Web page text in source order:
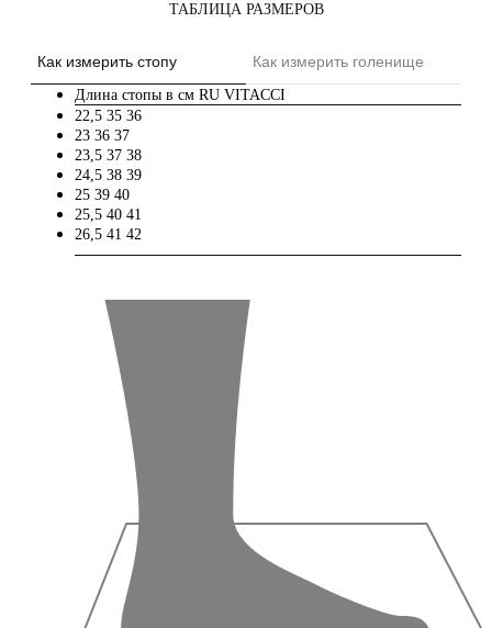
ТАБЛИЦА РАЗМЕРОВ
Как измерить стопу Как измерить голенище
Длина стопы в см RU VITACCI
22,5 35 36
23 36 37
23,5 37 38
24,5 38 39
25 39 40
25,5 40 41
26,5 41 42